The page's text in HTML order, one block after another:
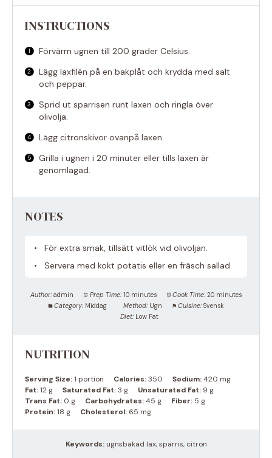
INSTRUCTIONS
Förvärm ugnen till 200 grader Celsius.
Lägg laxfilén på en bakplåt och krydda med salt
och peppar.
Sprid ut sparrisen runt laxen och ringla över
olivolja.
Lägg citronskivor ovanpå laxen.
Grilla i ugnen i 20 minuter eller tills laxen är
genomlagad.
NOTES
För extra smak, tillsätt vitlök vid olivoljan.
Servera med kokt potatis eller en fräsch sallad.
Author: admin Prep Time: 10 minutes Cook Time: 20 minutes
Category: Middag Method: Ugn Cuisine: Svensk
Diet: Low Fat
NUTRITION
Serving Size:1 portion Calories:350 Sodium:420 mg
Fat:12 g Saturated Fat:3 g Unsaturated Fat: 9 g
Trans Fat: 0 g Carbohydrates:45 g Fiber: 5 g
Protein:18 g Cholesterol: 65 mg
Keywords:ugnsbakad lax, sparris, citron